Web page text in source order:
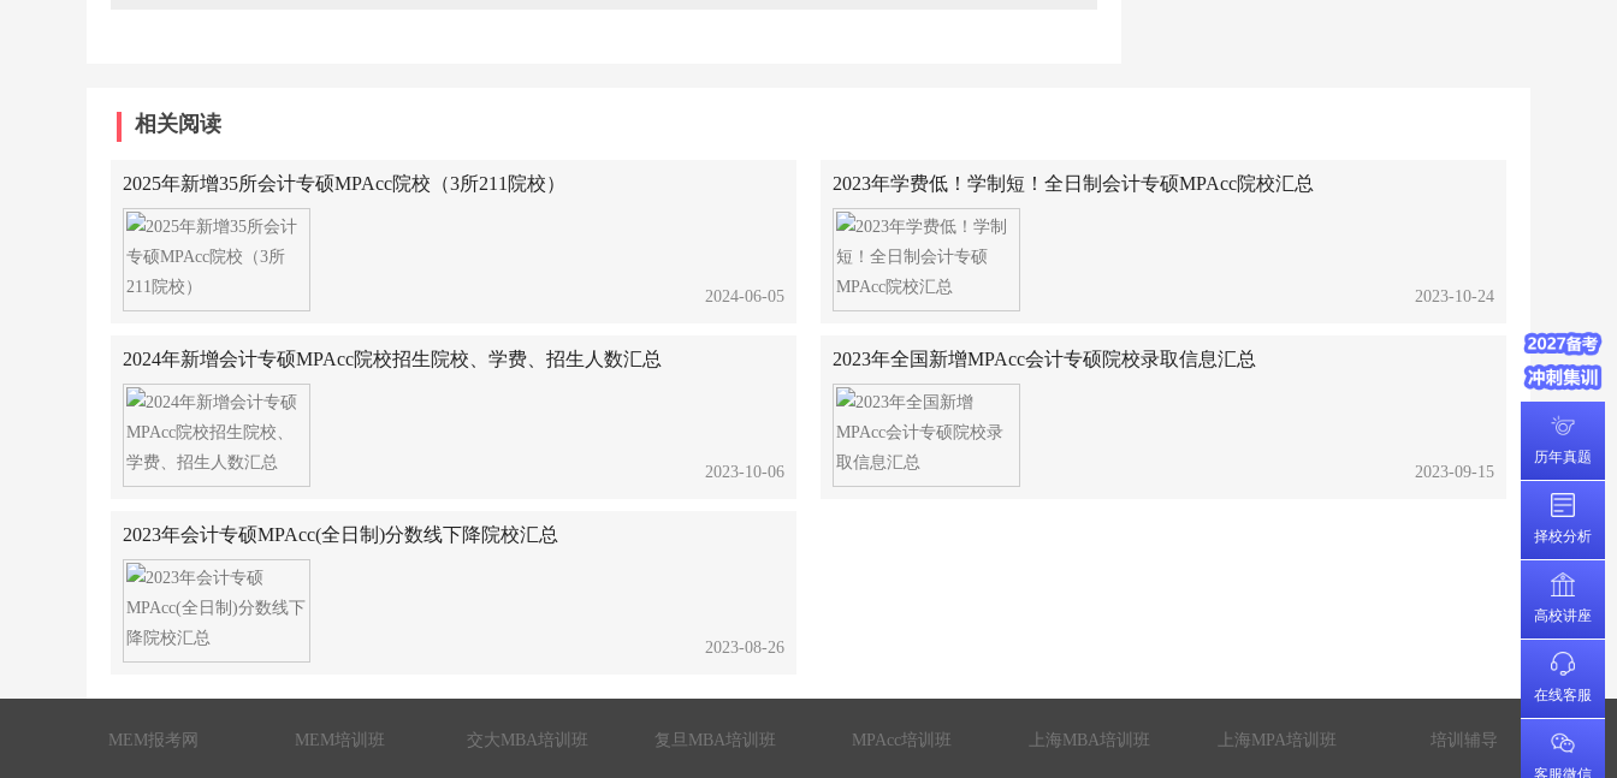
相关阅读
2025年新增35所会计专硕MPAcc院校（3所211院校）
2024-06-05
2023年学费低！学制短！全日制会计专硕MPAcc院校汇总
2023-10-24
2024年新增会计专硕MPAcc院校招生院校、学费、招生人数汇总
2023-10-06
2023年全国新增MPAcc会计专硕院校录取信息汇总
2023-09-15
2023年会计专硕MPAcc(全日制)分数线下降院校汇总
2023-08-26
历年真题
择校分析
高校讲座
在线客服
客服微信
MEM报考网 MEM培训班 交大MBA培训班 复旦MBA培训班 MPAcc培训班 上海MBA培训班 上海MPA培训班 培训辅导